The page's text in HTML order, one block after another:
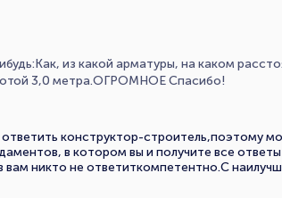
из какой арматуры, на каком
3,0 метра.ОГРОМНОЕ Спасибо!
конструктор-строитель,поэтому
в котором вы и получите все
вам никто не ответиткомпетентно.С